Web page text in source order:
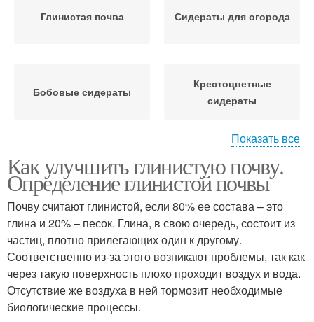
Глинистая почва Сидераты для огорода
Бобовые сидераты
Крестоцветные
сидераты
почве
Суглинистые почвы
Суглинистая почва Глиняная почва
Показать все
Как улучшить глинистую почву.
Определение глинистой почвы
Почву считают глинистой, если 80% ее состава – это
глина и 20% – песок. Глина, в свою очередь, состоит из
частиц, плотно прилегающих один к другому.
Соответственно из-за этого возникают проблемы, так как
через такую поверхность плохо проходит воздух и вода.
Отсутствие же воздуха в ней тормозит необходимые
биологические процессы.